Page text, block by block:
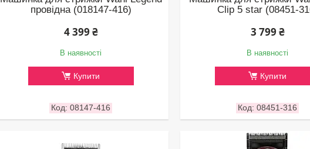
провідна (018147-416)
4 399 ₴
В наявності
Купити
08147-416
Clip 5 star (08451-
3 799 ₴
В наявності
Купити
08451-316